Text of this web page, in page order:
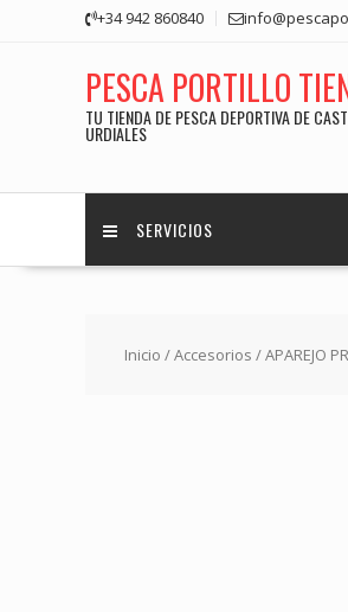
+34 942 860840
PESCA PORTILLO
TU TIENDA DE PESCA DEPORTIVA DE
URDIALES
SERVICIOS
Inicio /Accesorios / APAREJO